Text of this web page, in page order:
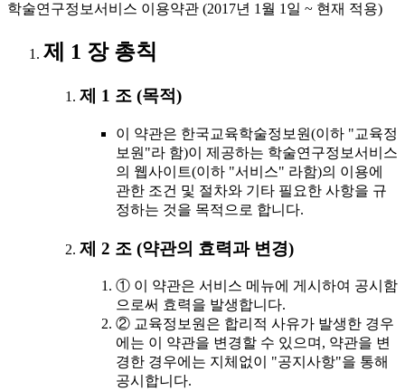
학술연구정보서비스 이용약관 (2017년 1월 1일 ~ 현재 적용)
제 1 장 총칙
제 1 조 (목적)
이 약관은 한국교육학술정보원(이하 "교육정
보원"라 함)이 제공하는 학술연구정보서비스
의 웹사이트(이하 "서비스" 라함)의 이용에
관한 조건 및 절차와 기타 필요한 사항을 규
정하는 것을 목적으로 합니다.
제 2 조 (약관의 효력과 변경)
① 이 약관은 서비스 메뉴에 게시하여 공시함
으로써 효력을 발생합니다.
② 교육정보원은 합리적 사유가 발생한 경우
에는 이 약관을 변경할 수 있으며, 약관을 변
경한 경우에는 지체없이 "공지사항"을 통해
공시합니다.